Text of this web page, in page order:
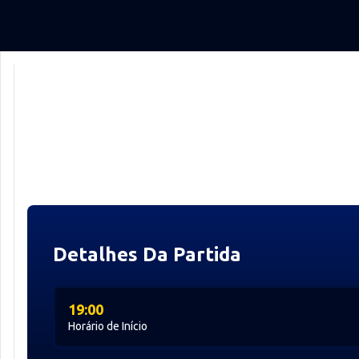
Detalhes Da Partida
Horário de Início
19:00